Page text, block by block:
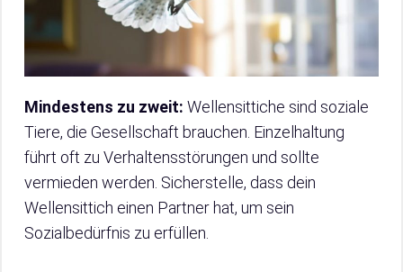
Mindestens zu zweit: Wellensittiche sind soziale
Tiere, die Gesellschaft brauchen. Einzelhaltung
führt oft zu Verhaltensstörungen und sollte
vermieden werden. Sicherstelle, dass dein
Wellensittich einen Partner hat, um sein
Sozialbedürfnis zu erfüllen.